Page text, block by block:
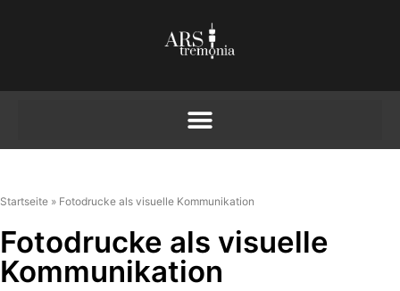
Startseite » Fotodrucke als visuelle Kommunikation
Fotodrucke als visuelle
Kommunikation